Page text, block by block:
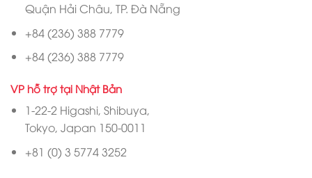
Quận Hải Châu, TP. Đà Nẵng
+84 (236) 388 7779
+84 (236) 388 7779
VP hỗ trợ tại Nhật Bản
1-22-2 Higashi, Shibuya,
Tokyo, Japan 150-0011
+81 (0) 3 5774 3252